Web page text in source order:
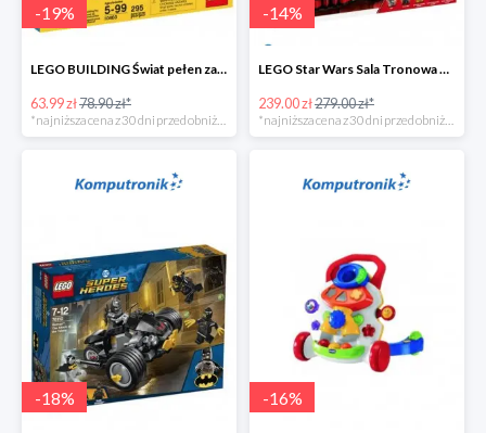
-19%
LEGO BUILDING Świat pełen zabawy
63.99 zł78.90 zł*
*najniższa cena z 30 dni przed obniżką
-14%
LEGO Star Wars Sala Tronowa Snoke'a -39%
239.00 zł279.00 zł*
*najniższa cena z 30 dni przed obniżką
-18% -16%